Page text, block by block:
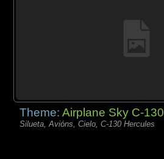
Theme:Airplane Sky C-130
Silueta, Avións, Cielo, C-130 Hercules